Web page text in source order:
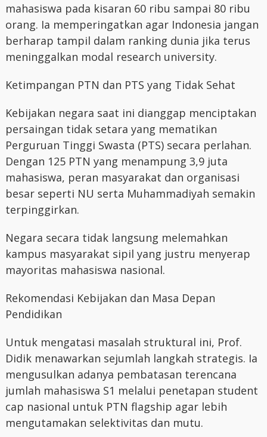
mahasiswa pada kisaran 60 ribu sampai 80 ribu
orang. Ia memperingatkan agar Indonesia jangan
berharap tampil dalam ranking dunia jika terus
meninggalkan modal research university.
Ketimpangan PTN dan PTS yang Tidak Sehat
Kebijakan negara saat ini dianggap menciptakan
persaingan tidak setara yang mematikan
Perguruan Tinggi Swasta (PTS) secara perlahan.
Dengan 125 PTN yang menampung 3,9 juta
mahasiswa, peran masyarakat dan organisasi
besar seperti NU serta Muhammadiyah semakin
terpinggirkan.
Negara secara tidak langsung melemahkan
kampus masyarakat sipil yang justru menyerap
mayoritas mahasiswa nasional.
Rekomendasi Kebijakan dan Masa Depan
Pendidikan
Untuk mengatasi masalah struktural ini, Prof.
Didik menawarkan sejumlah langkah strategis. Ia
mengusulkan adanya pembatasan terencana
jumlah mahasiswa S1 melalui penetapan student
cap nasional untuk PTN flagship agar lebih
mengutamakan selektivitas dan mutu.